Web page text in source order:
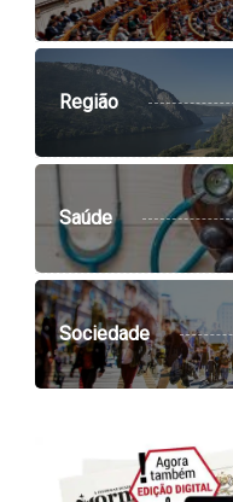
Região
Saúde
Sociedade